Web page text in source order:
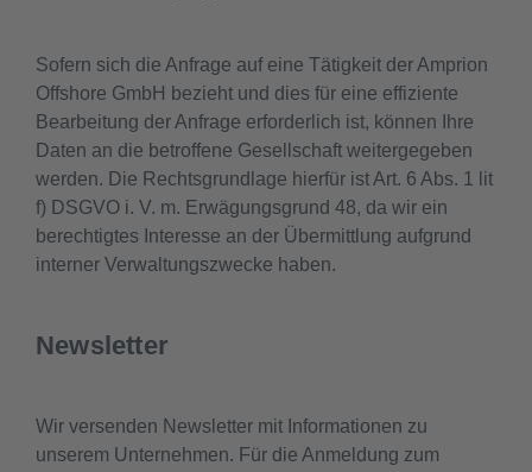
Sofern sich die Anfrage auf eine Tätigkeit der Amprion
Offshore GmbH bezieht und dies für eine effiziente
Bearbeitung der Anfrage erforderlich ist, können Ihre
Daten an die betroffene Gesellschaft weitergegeben
werden. Die Rechtsgrundlage hierfür ist Art. 6 Abs. 1 lit
f) DSGVO i. V. m. Erwägungsgrund 48, da wir ein
berechtigtes Interesse an der Übermittlung aufgrund
interner Verwaltungszwecke haben.
Newsletter
Wir versenden Newsletter mit Informationen zu
unserem Unternehmen. Für die Anmeldung zum